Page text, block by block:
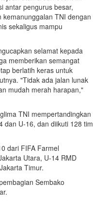
antar pengurus besar,
TNI dengan
sekaligus mampu
selamat kepada
memberikan semangat
berlatih keras untuk
"Tidak ada jalan lunak
mudah merah harapan,"
TNI mempertandingkan
dan U-16, dan diikuti 128 tim
dari FIFA Farmel
Utara, U-14 RMD
Timur.
Sembako